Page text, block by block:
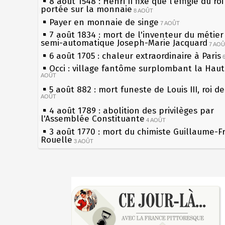
portée sur la monnaie 8 AOÛT
Payer en monnaie de singe 7 AOÛT
7 août 1834 : mort de l'inventeur du
semi-automatique Joseph-Marie Jacquard 7
6 août 1705 : chaleur extraordinaire à Paris
Occi : village fantôme surplombant la
AOÛT
5 août 882 : mort funeste de Louis III, roi
AOÛT
4 août 1789 : abolition des privilèges par
l'Assemblée Constituante 4 AOÛT
3 août 1770 : mort du chimiste Guillaume-
Rouelle 3 AOÛT
Musée Jean de La Fontaine : réouverture
1er août 1589 : Henri III est poignardé à
par Jacques Clément, moine jacobin 1ER AOÛT
31 juillet 1899 : décret instaurant les
les siècles
27 mai 1610 : supplice de François
du roi Henri IV
Pierre qui roule n'amasse pas mousse